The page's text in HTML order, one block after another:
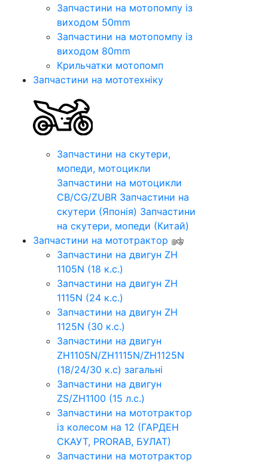
Запчастини на мотопомпу із
виходом 50mm
Запчастини на мотопомпу із
виходом 80mm
Крильчатки мотопомп
Запчастини на мототехніку
Запчастини на скутери,
мопеди, мотоцикли
Запчастини на мотоцикли
CB/CG/ZUBR Запчастини на
скутери (Японія) Запчастини
на скутери, мопеди (Китай)
Запчастини на мототрактор
Запчастини на двигун ZH
1105N (18 к.с.)
Запчастини на двигун ZH
1115N (24 к.с.)
Запчастини на двигун ZH
1125N (30 к.с.)
Запчастини на двигун
ZH1105N/ZH1115N/ZH1125N
(18/24/30 к.с) загальні
Запчастини на двигун
ZS/ZH1100 (15 л.с.)
Запчастини на мототрактор
із колесом на 12 (ГАРДЕН
СКАУТ, PRORAB, БУЛАТ)
Запчастини на мототрактор